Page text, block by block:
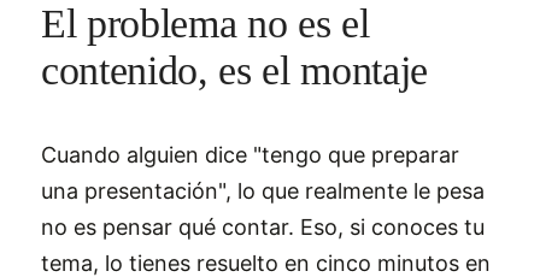
El problema no es el
contenido, es el montaje
Cuando alguien dice "tengo que preparar
una presentación", lo que realmente le pesa
no es pensar qué contar. Eso, si conoces tu
tema, lo tienes resuelto en cinco minutos en